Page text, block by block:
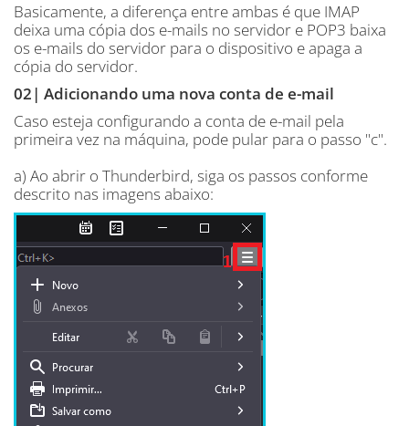
Basicamente, a diferença entre ambas é que IMAP
deixa uma cópia dos e-mails no servidor e POP3 baixa
os e-mails do servidor para o dispositivo e apaga a
cópia do servidor.
02| Adicionando uma nova conta de e-mail
Caso esteja configurando a conta de e-mail pela
primeira vez na máquina, pode pular para o passo "c".
a) Ao abrir o Thunderbird, siga os passos conforme
descrito nas imagens abaixo: